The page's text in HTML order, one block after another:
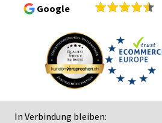
Google
In Verbindung bleiben: